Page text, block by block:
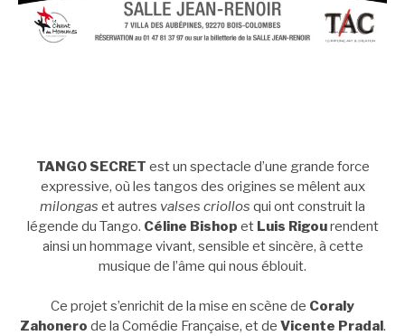
TANGO SECRET est un spectacle d’une grande force
expressive, où les tangos des origines se mêlent aux
milongas et autres valses criollos qui ont construit la
légende du Tango. Céline Bishop et Luis Rigourendent
ainsi un hommage vivant, sensible et sincère, à cette
musique de l’âme qui nous éblouit.
Ce projet s’enrichit de la mise en scène de Coraly
Zahonero de la Comédie Française, et de Vicente Pradal .